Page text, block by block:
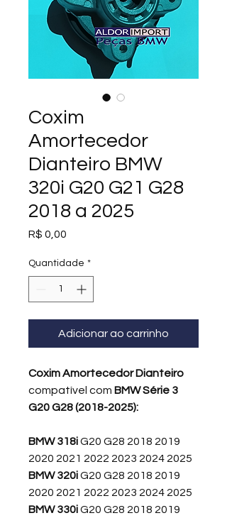
Coxim
Amortecedor
Dianteiro BMW
320i G20 G21 G28
2018 a 2025
R$ 0,00
Quantidade *
Adicionar ao carrinho
Coxim Amortecedor Dianteiro
compatível com BMW Série 3
G20 G28 (2018-2025):
BMW 318iG20 G28 2018 2019
2020 2021 2022 2023 2024 2025
BMW 320iG20 G28 2018 2019
2020 2021 2022 2023 2024 2025
BMW 330iG20 G28 2018 2019